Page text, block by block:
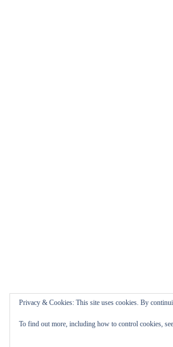
Privacy & Cookies: This site uses cookies. By
To find out more, including how to control cookies,